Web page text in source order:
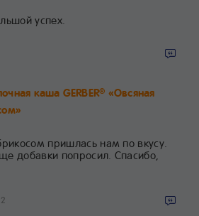
успех.
каша GERBER® «Овсяная
пришлась нам по вкусу.
добавки попросил. Спасибо,